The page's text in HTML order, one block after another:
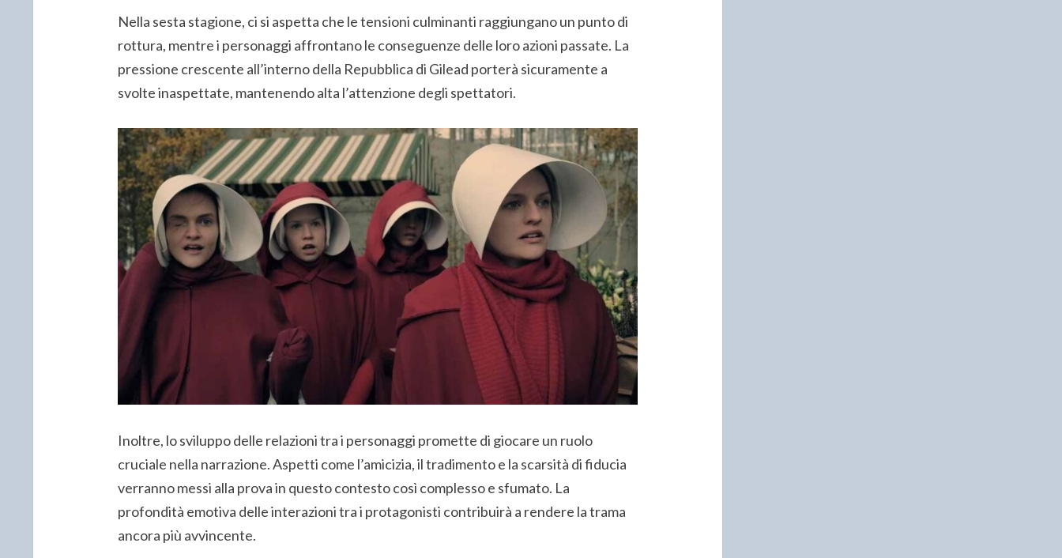
Nella sesta stagione, ci si aspetta che le tensioni culminanti raggiungano un punto di
rottura, mentre i personaggi affrontano le conseguenze delle loro azioni passate. La
pressione crescente all’interno della Repubblica di Gilead porterà sicuramente a
svolte inaspettate, mantenendo alta l’attenzione degli spettatori.
Inoltre, lo sviluppo delle relazioni tra i personaggi promette di giocare un ruolo
cruciale nella narrazione. Aspetti come l’amicizia, il tradimento e la scarsità di fiducia
verranno messi alla prova in questo contesto così complesso e sfumato. La
profondità emotiva delle interazioni tra i protagonisti contribuirà a rendere la trama
ancora più avvincente.